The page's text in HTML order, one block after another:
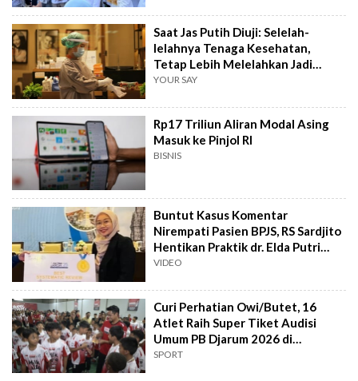
Saat Jas Putih Diuji: Selelah-
lelahnya Tenaga Kesehatan,
Tetap Lebih Melelahkan Jadi
Pasien
YOUR SAY
Rp17 Triliun Aliran Modal Asing
Masuk ke Pinjol RI
BISNIS
Buntut Kasus Komentar
Nirempati Pasien BPJS, RS Sardjito
Hentikan Praktik dr. Elda Putri
Rahard
VIDEO
Curi Perhatian Owi/Butet, 16
Atlet Raih Super Tiket Audisi
Umum PB Djarum 2026 di
Makassar
SPORT